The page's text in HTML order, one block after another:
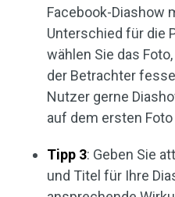
Facebook-Diashow
Unterschied für die
wählen Sie das
der Betrachter
Nutzer gerne
auf dem ersten
Tipp 3: Geben Sie
und Titel für Ihre